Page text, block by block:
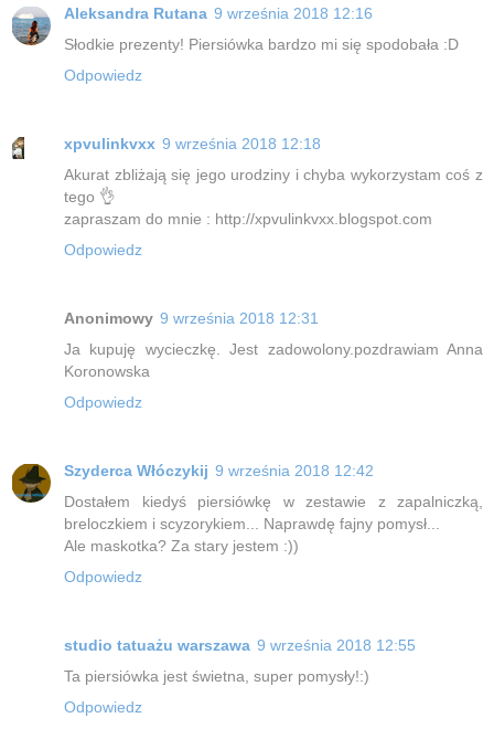
Aleksandra Rutana 9 września 2018 12:16
Słodkie prezenty! Piersiówka bardzo mi się spodobała :D
Odpowiedz
xpvulinkvxx 9 września 2018 12:18
Akurat zbliżają się jego urodziny i chyba wykorzystam coś z
tego 👌
zapraszam do mnie : http://xpvulinkvxx.blogspot.com
Odpowiedz
Anonimowy 9 września 2018 12:31
Ja kupuję wycieczkę. Jest zadowolony.pozdrawiam Anna
Koronowska
Odpowiedz
Szyderca Włóczykij 9 września 2018 12:42
Dostałem kiedyś piersiówkę w zestawie z zapalniczką,
breloczkiem i scyzorykiem... Naprawdę fajny pomysł...
Ale maskotka? Za stary jestem :))
Odpowiedz
studio tatuażu warszawa 9 września 2018 12:55
Ta piersiówka jest świetna, super pomysły!:)
Odpowiedz